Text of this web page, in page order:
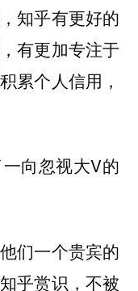
知乎有更好的
有更加专注于
累个人信用，
向忽视大V的
们一个贵宾的
乎赏识，不被